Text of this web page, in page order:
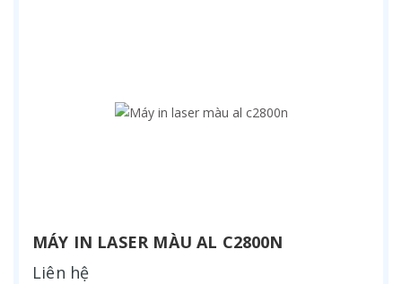
MÁY IN LASER MÀU AL C2800N
Liên hệ